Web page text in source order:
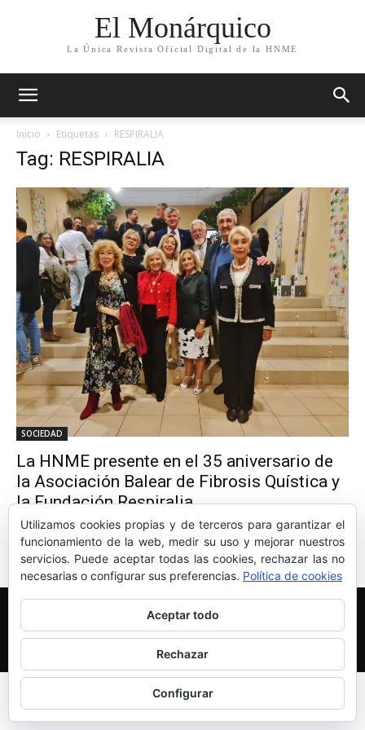
El Monárquico
La Única Revista Oficial Digital de la HNME
Inicio Etiquetas RESPIRALIA
Tag: RESPIRALIA
SOCIEDAD
La HNME presente en el 35 aniversario de
la Asociación Balear de Fibrosis Quística y
la Fundación Respiralia
HNME DELEGACIONES 28 de abril de 2024 0
Más información sobre las cookies
© Newspaper WordPress Theme by TagDiv
Utilizamos cookies propias y de terceros para garantizar el
funcionamiento de la web, medir su uso y mejorar nuestros
servicios. Puede aceptar todas las cookies, rechazar las no
necesarias o configurar sus preferencias. Política de cookies
Aceptar todo
Rechazar
Configurar